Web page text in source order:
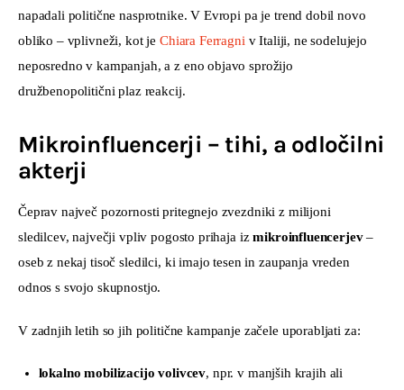
napadali politične nasprotnike. V Evropi pa je trend dobil novo
obliko – vplivneži, kot je Chiara Ferragni v Italiji, ne sodelujejo
neposredno v kampanjah, a z eno objavo sprožijo
družbenopolitični plaz reakcij.
Mikroinfluencerji – tihi, a odločilni
akterji
Čeprav največ pozornosti pritegnejo zvezdniki z milijoni
sledilcev, največji vpliv pogosto prihaja iz mikroinfluencerjev –
oseb z nekaj tisoč sledilci, ki imajo tesen in zaupanja vreden
odnos s svojo skupnostjo.
V zadnjih letih so jih politične kampanje začele uporabljati za:
lokalno mobilizacijo volivcev, npr. v manjših krajih ali